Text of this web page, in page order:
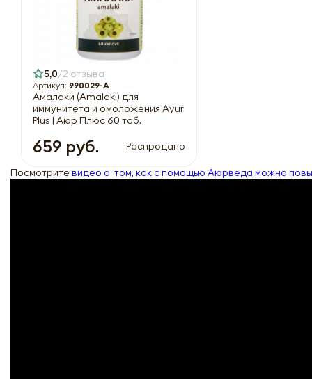
5,0 2 отзыва
Артикул: 990029-A
Амалаки (Amalaki) для
иммунитета и омоложения Ayur
Plus | Аюр Плюс 60 таб.
659 руб. Распродано
Посмотрите видео о том, как с помощью Аюрведа можно